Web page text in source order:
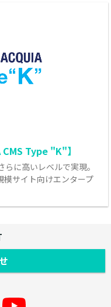
Type "K"】
に高いレベルで実現。
サイト向けエンタープ